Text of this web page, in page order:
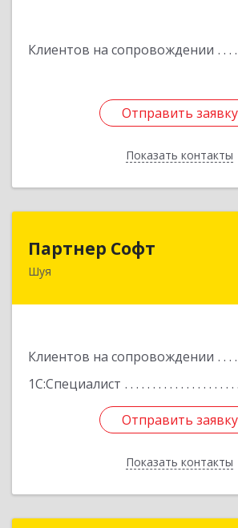
Клиентов на сопровождении
Отправить заявку
Показать контакты
Отправить заявку
Назад
Партнер Софт
Шуя
Клиентов на сопровождении
1С:Специалист
Отправить заявку
Показать контакты
155900, Ивановская обл,
Отправить заявку
Назад